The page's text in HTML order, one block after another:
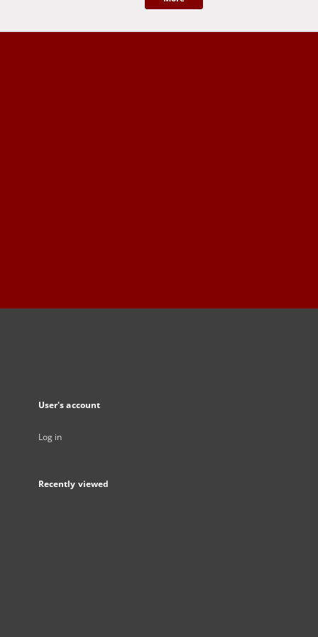
User's account
Log in
Recently viewed